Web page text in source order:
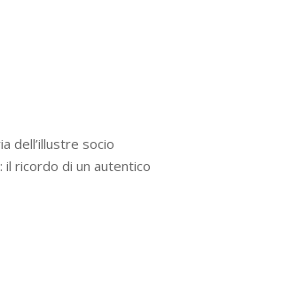
dell’illustre socio
il ricordo di un autentico